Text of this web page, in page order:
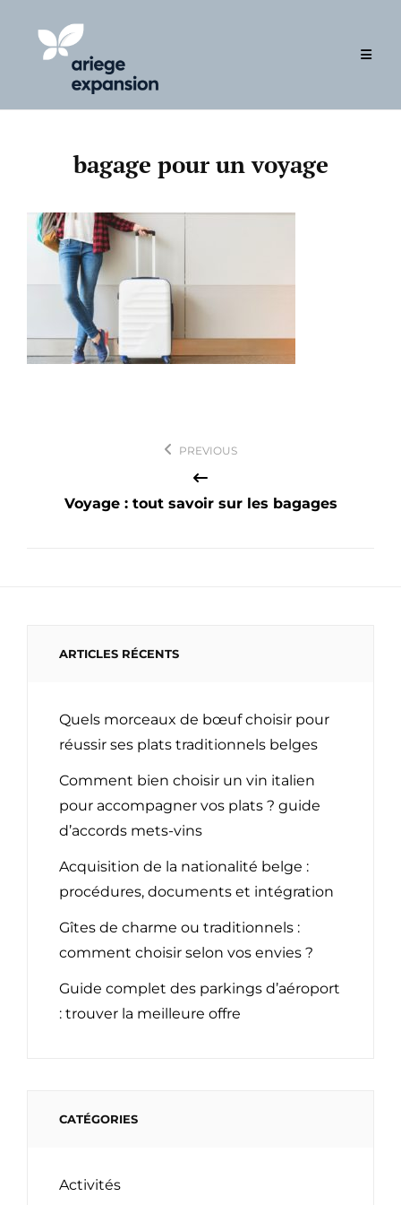
content
bagage pour un voyage
l’article
PREVIOUS
Voyage : tout savoir sur les bagages
ARTICLES RÉCENTS
Quels morceaux de bœuf choisir pour
réussir ses plats traditionnels belges
Comment bien choisir un vin italien
pour accompagner vos plats ? guide
d’accords mets-vins
Acquisition de la nationalité belge :
procédures, documents et intégration
Gîtes de charme ou traditionnels :
comment choisir selon vos envies ?
Guide complet des parkings d’aéroport
: trouver la meilleure offre
CATÉGORIES
Activités